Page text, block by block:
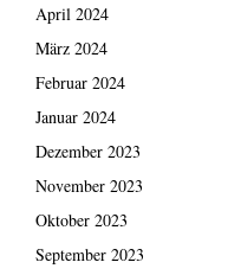
April 2024
März 2024
Februar 2024
Januar 2024
Dezember 2023
November 2023
Oktober 2023
September 2023